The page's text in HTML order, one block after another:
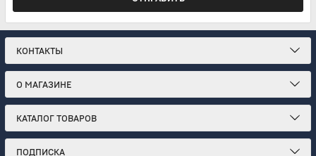
КОНТАКТЫ
О МАГАЗИНЕ
КАТАЛОГ ТОВАРОВ
ПОДПИСКА